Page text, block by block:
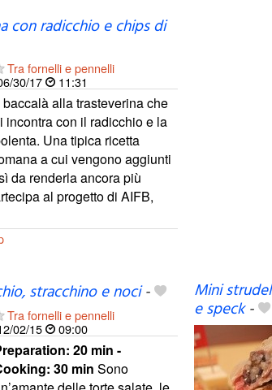
con radicchio e chips di
Tra fornelli e pennelli
30/17
11:31
baccalà alla trasteverina che
incontra con il radicchio e la
Una tipica ricetta
a cui vengono aggiunti
da renderla ancora più
al progetto di AIFB,
stracchino e noci-
Tra fornelli e pennelli
02/15
09:00
20 min -
30 min Sono
Mini
e speck-